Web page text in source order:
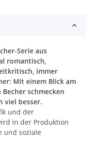
Serie aus
romantisch,
immer
Mit einem Blick am
schmecken
viel besser.
und der
in der Produktion
und soziale